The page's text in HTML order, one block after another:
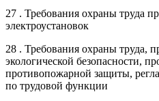
27 . Требования охраны труда
электроустановок
28 . Требования охраны труда,
экологической безопасности,
противопожарной защиты,
по трудовой функции